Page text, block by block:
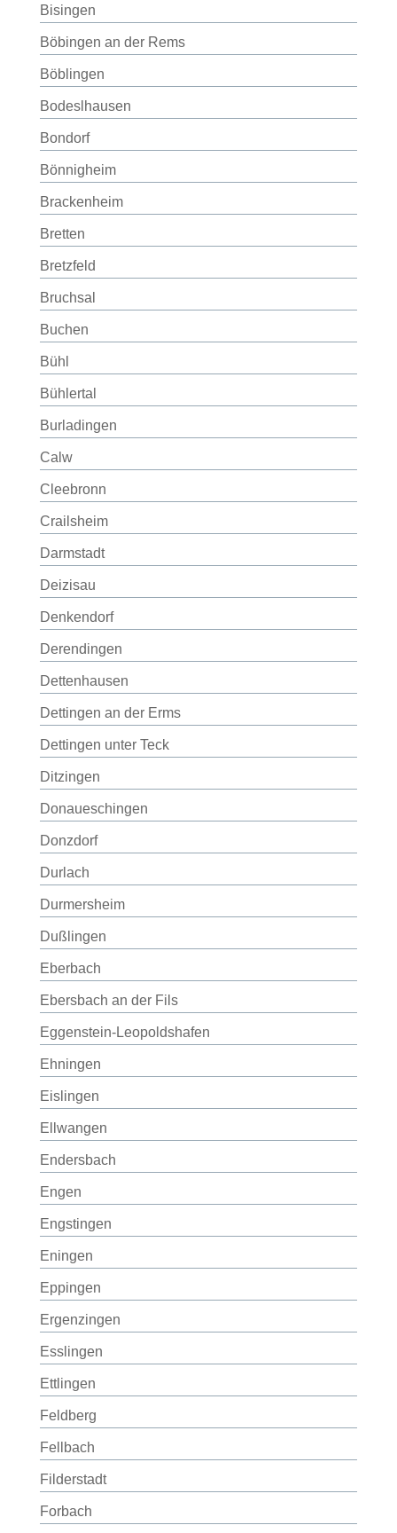
Bisingen
Böbingen an der Rems
Böblingen
Bodeslhausen
Bondorf
Bönnigheim
Brackenheim
Bretten
Bretzfeld
Bruchsal
Buchen
Bühl
Bühlertal
Burladingen
Calw
Cleebronn
Crailsheim
Darmstadt
Deizisau
Denkendorf
Derendingen
Dettenhausen
Dettingen an der Erms
Dettingen unter Teck
Ditzingen
Donaueschingen
Donzdorf
Durlach
Durmersheim
Dußlingen
Eberbach
Ebersbach an der Fils
Eggenstein-Leopoldshafen
Ehningen
Eislingen
Ellwangen
Endersbach
Engen
Engstingen
Eningen
Eppingen
Ergenzingen
Esslingen
Ettlingen
Feldberg
Fellbach
Filderstadt
Forbach